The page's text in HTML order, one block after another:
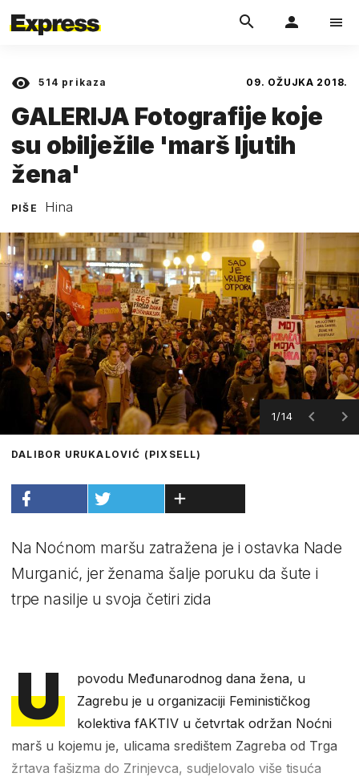
514 prikaza 09. OŽUJKA 2018.
GALERIJA Fotografije koje
su obilježile 'marš ljutih
žena'
PIŠE Hina
1/14
DALIBOR URUKALOVIĆ (PIXSELL)
Na Noćnom maršu zatražena je i ostavka Nade
Murganić, jer ženama šalje poruku da šute i
trpe nasilje u svoja četiri zida
U
povodu Međunarodnog dana žena, u
Zagrebu je u organizaciji Feminističkog
kolektiva fAKTIV u četvrtak održan Noćni
marš u kojemu je, ulicama središtem Zagreba od Trga
žrtava fašizma do Zrinjevca, sudjelovalo više tisuća